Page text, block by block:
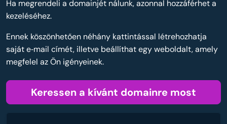
Ha megrendeli a domainjét nálunk, azonnal hozzáférhet a
kezeléséhez.
Ennek köszönhetően néhány kattintással létrehozhatja
saját e‑mail címét, illetve beállíthat egy weboldalt, amely
megfelel az Ön igényeinek.
Keressen a kívánt domainre most